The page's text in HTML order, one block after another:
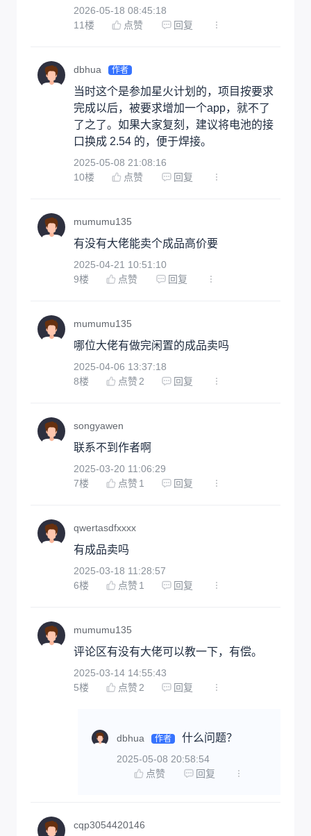
2026-05-18 08:45:18
11楼 点赞 回复
dbhua 作者
当时这个是参加星火计划的，项目按要求
完成以后，被要求增加一个app，就不了
了之了。如果大家复刻，建议将电池的接
口换成 2.54 的，便于焊接。
2025-05-08 21:08:16
10楼 点赞 回复
mumumu135
有没有大佬能卖个成品高价要
2025-04-21 10:51:10
9楼 点赞 回复
mumumu135
哪位大佬有做完闲置的成品卖吗
2025-04-06 13:37:18
8楼 点赞 2 回复
songyawen
联系不到作者啊
2025-03-20 11:06:29
7楼 点赞 1 回复
qwertasdfxxxx
有成品卖吗
2025-03-18 11:28:57
6楼 点赞 1 回复
mumumu135
评论区有没有大佬可以教一下，有偿。
2025-03-14 14:55:43
5楼 点赞 2 回复
dbhua 作者 什么问题？
2025-05-08 20:58:54
点赞
回复
cqp3054420146